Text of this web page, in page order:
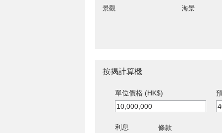
景觀
海景
按揭計算機
單位價格 (HK$)
利息
條款